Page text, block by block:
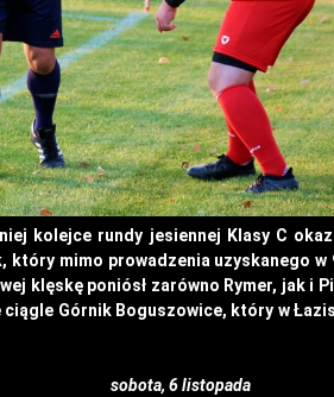
kolejce rundy jesiennej Klasy C
który mimo prowadzenia uzyskanego
klęskę poniósł zarówno Rymer, jak i
ciągle Górnik Boguszowice, który w
sobota, 6 listopada